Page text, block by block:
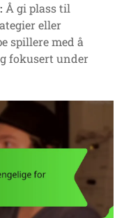
Å gi plass til
eller
spillere med å
fokusert under